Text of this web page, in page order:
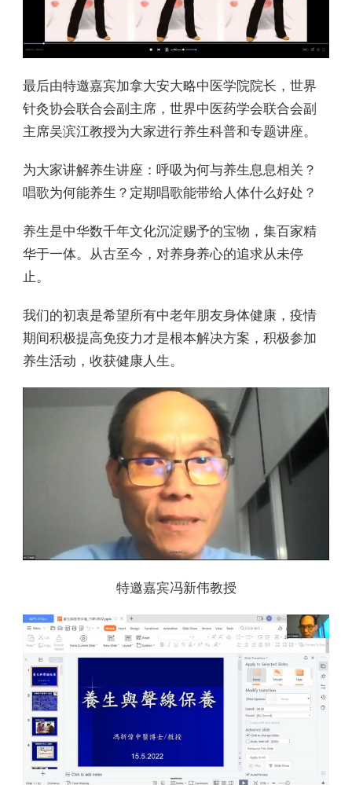
最后由特邀嘉宾加拿大安大略中医学院院长，世界
针灸协会联合会副主席，世界中医药学会联合会副
主席吴滨江教授为大家进行养生科普和专题讲座。
为大家讲解养生讲座：呼吸为何与养生息息相关？
唱歌为何能养生？定期唱歌能带给人体什么好处？
养生是中华数千年文化沉淀赐予的宝物，集百家精
华于一体。从古至今，对养身养心的追求从未停
止。
我们的初衷是希望所有中老年朋友身体健康，疫情
期间积极提高免疫力才是根本解决方案，积极参加
养生活动，收获健康人生。
特邀嘉宾冯新伟教授